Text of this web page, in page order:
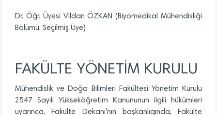
Dr. Öğr. Üyesi Vildan ÖZKAN (Biyomedikal Mühendisliği
Bölümü, Seçilmiş Üye)
FAKÜLTE YÖNETİM KURULU
Mühendislik ve Doğa Bilimleri Fakültesi Yönetim Kurulu
2547 Sayılı Yükseköğretim Kanununun ilgili hükümleri
uyarınca, Fakülte Dekanı'nın başkanlığında, Fakülte